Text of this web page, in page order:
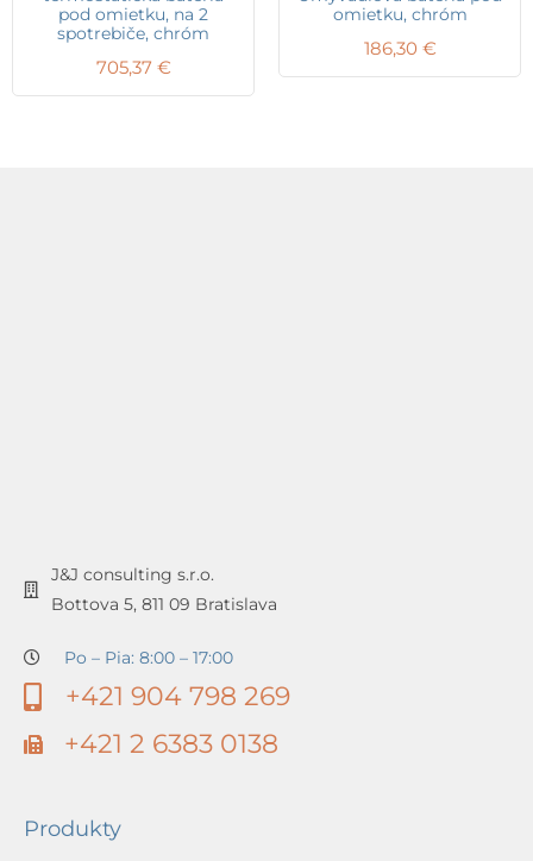
pod omietku, na 2
spotrebiče, chróm
705,37 €
omietku, chróm
186,30 €
J&J consulting s.r.o.
Bottova 5, 811 09 Bratislava
Po – Pia: 8:00 – 17:00
+421 904 798 269
+421 2 6383 0138
Produkty